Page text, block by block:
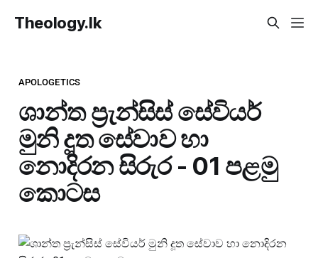
Theology.lk
APOLOGETICS
ශාන්ත ප්‍රැන්සිස් සේවියර්
මුනි දූත සේවාව හා
නොදිරන සිරුර - 01 පළමු
කොටස